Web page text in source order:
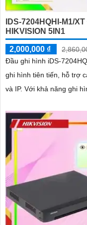
IDS-7204HQHI-M1/
HIKVISION 5IN1
2,000,000 ₫
Đầu ghi hình iDS-
ghi hình tiên tiến, hỗ trợ
và IP. Với khả năng